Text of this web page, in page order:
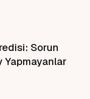
Sorun
Yapmayanlar